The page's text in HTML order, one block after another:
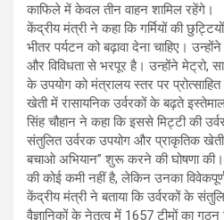
काफिले में केवल तीन वाहन शामिल रहेंगे।
केंद्रीय मंत्री ने कहा कि गर्मियों की
भीतर पर्यटन को बढ़ावा देना चाहिए।
और विविधता से भरपूर है। उन्होंने मेट्रो,
के उपयोग को मंत्रालय स्तर पर
खेती में रासायनिक उर्वरकों के बढ़ते
सिंह चौहान ने कहा कि इससे मिट्टी की
संतुलित उर्वरक उपयोग और प्राकृतिक
बचाओ अभियान” शुरू करने की घोषणा की।
की कोई कमी नहीं है, लेकिन उनका
केंद्रीय मंत्री ने बताया कि उर्वरकों के
वैज्ञानिकों के नेतृत्व में 1657 टीमों का गठन